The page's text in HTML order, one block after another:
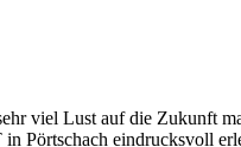
viel Lust auf die Zukunft
Pörtschach eindrucksvoll